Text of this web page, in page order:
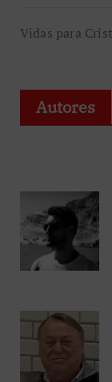
Vidas para
Autores